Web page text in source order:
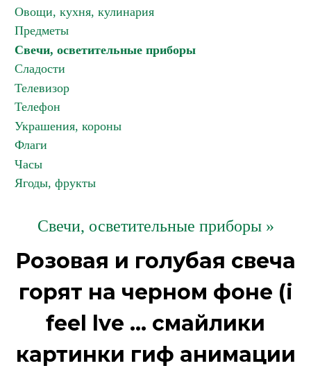
Овощи, кухня, кулинария
Предметы
Свечи, осветительные приборы
Сладости
Телевизор
Телефон
Украшения, короны
Флаги
Часы
Ягоды, фрукты
Свечи, осветительные приборы »
Розовая и голубая свеча
горят на черном фоне (i
feel lve ... смайлики
картинки гиф анимации